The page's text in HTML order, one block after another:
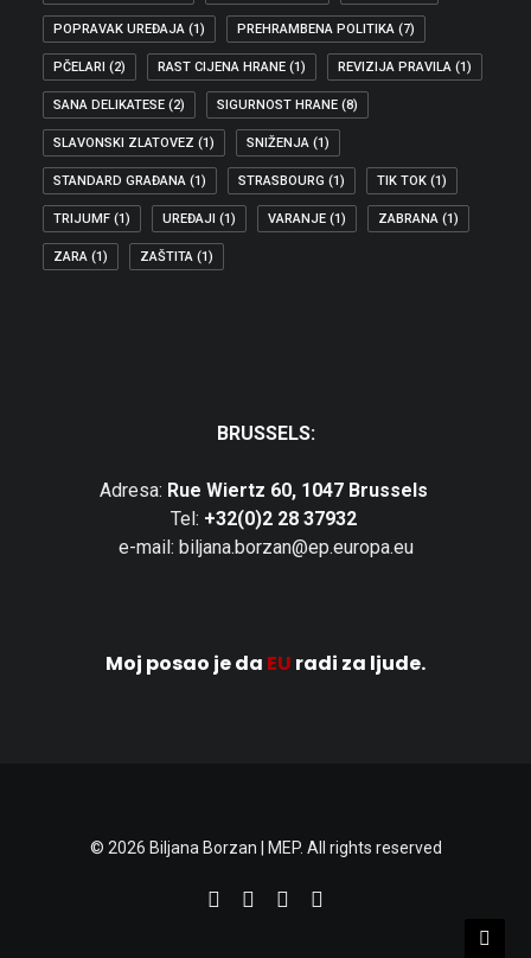
POPRAVAK UREĐAJA (1) PREHRAMBENA POLITIKA (7)
PČELARI (2) RAST CIJENA HRANE (1) REVIZIJA PRAVILA (1)
SANA DELIKATESE (2) SIGURNOST HRANE (8)
SLAVONSKI ZLATOVEZ (1) SNIŽENJA (1)
STANDARD GRAĐANA (1) STRASBOURG (1) TIK TOK (1)
TRIJUMF (1) UREĐAJI (1) VARANJE (1) ZABRANA (1)
ZARA (1) ZAŠTITA (1)
BRUSSELS:
Adresa: Rue Wiertz 60, 1047 Brussels
Tel: +32(0)2 28 37932
e-mail: biljana.borzan@ep.europa.eu
Moj posao je da EU radi za ljude.
© 2026 Biljana Borzan | MEP. All rights reserved